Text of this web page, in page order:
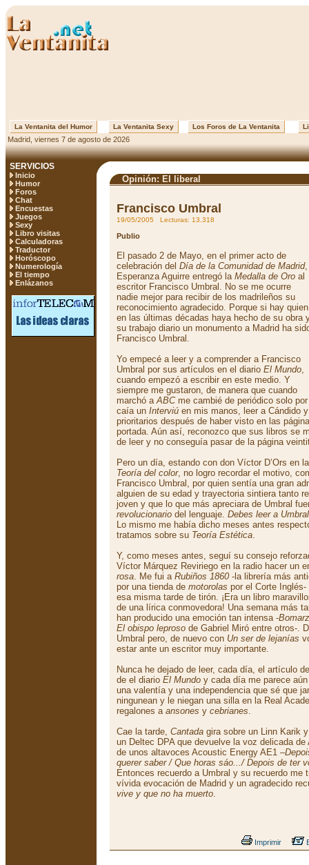
La Ventanita del Humor La Ventanita Sexy Los Foros de La Ventanita
Madrid, viernes 7 de agosto de 2026
SERVICIOS
Inicio
Humor
Foros
Chat
Encuestas
Juegos
Sexy
Libro visitas
Calculadoras
Traductor
Horóscopo
Numerología
El tiempo
Enlázanos
Opinión: El liberal
Francisco Umbral
19/05/2005 Lecturas: 13.318
Publio
El pasado 2 de Mayo, en el primer acto de
celebración del Día de la Comunidad de Madrid,
Esperanza Aguirre entregó la Medalla de Oro al
escritor Francisco Umbral. No se me ocurre
nadie mejor para recibir de los madrileños su
reconocimiento agradecido. Porque si hay quien
en las últimas décadas haya hecho de su obra
su trabajo diario un monumento a Madrid ha
Francisco Umbral.
Yo empecé a leer y a comprender a Francisco
Umbral por sus artículos en el diario El Mundo,
cuando empezó a escribir en este medio. Y
siempre me gustaron, de manera que cuando
marchó aABCme cambié de periódico solo
caía un Interviú en mis manos, leer a Cándido
prioritarios después de haber visto en las
portada. Aún así, reconozco que sus libros se
de leer y no conseguía pasar de la página
Pero un día, estando con don Víctor D’Ors en
Teoría del color, no logro recordar el motivo,
Francisco Umbral, por quien sentía una gran
alguien de su edad y trayectoria sintiera tanto
joven y que lo que más apreciara de Umbral
revolucionario del lenguaje. Debes leer a Umbral
Lo mismo me había dicho meses antes
tratamos sobre su Teoría Estética.
Y, como meses antes, seguí su consejo
Víctor Márquez Reviriego en la radio hacer un
rosa. Me fui a Rubiños 1860 -la librería más
por una tienda de motorolas por el Corte
esa misma tarde de tirón. ¡Era un libro
de una lírica conmovedora! Una semana más
han producido una emoción tan intensa -
El obispo leproso de Gabriel Miró entre otros-.
Umbral pero, de nuevo con Un ser de lejanías
estar ante un escritor muy importante.
Nunca he dejado de leer, cada día, el artículo
de el diario El Mundo y cada día me parece
una valentía y una independencia que sé que
ningunean y le niegan una silla en la Real
regalones a ansones y cebrianes.
Cae la tarde, Cantada gira sobre un Linn Karik
un Deltec DPA que devuelve la voz delicada
de unos altavoces Acoustic Energy AE1 –
querer saber / Que horas sáo.../ Depois de ter
Entonces recuerdo a Umbral y su recuerdo me
vívida evocación de Madrid y un agradecido
vive y que no ha muerto.
Imprimir